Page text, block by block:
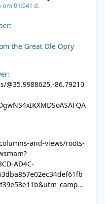
om 01:041 d.
the Great Ole Opry
86.79210
and-views/roots-
AD4C-